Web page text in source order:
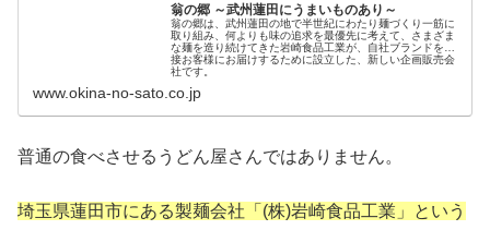
翁の郷 ～武州蓮田にうまいものあり～
翁の郷は、武州蓮田の地で半世紀にわたり麺づくり一筋に
取り組み、何よりも味の追求を最優先に考えて、さまざま
な麺を造り続けてきた岩崎食品工業が、自社ブランドを直
接お客様にお届けするために設立した、新しい企画販売会
社です。
www.okina-no-sato.co.jp
普通の食べさせるうどん屋さんではありません。
埼玉県蓮田市にある製麺会社「(株)岩崎食品工業」という